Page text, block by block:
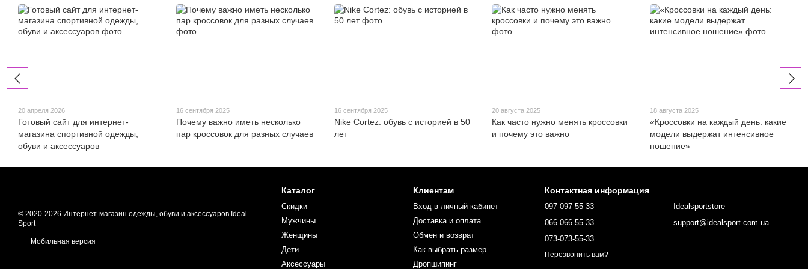
20 апреля 2026
Готовый сайт для интернет-
магазина спортивной одежды,
обуви и аксессуаров
16 сентября 2025
Почему важно иметь несколько
пар кроссовок для разных случаев
16 сентября 2025
Nike Cortez: обувь с историей в 50
лет
20 августа 2025
Как часто нужно менять кроссовки
и почему это важно
18 августа 2025
«Кроссовки на каждый день: какие
модели выдержат интенсивное
ношение»
© 2020-2026 Интернет-магазин одежды, обуви и аксессуаров Ideal
Sport
Мобильная версия
Каталог
Скидки
Мужчины
Женщины
Дети
Аксессуары
Клиентам
Вход в личный кабинет
Доставка и оплата
Обмен и возврат
Как выбрать размер
Дропшипинг
Контактная информация
097-097-55-33
066-066-55-33
073-073-55-33
Перезвонить вам?
Idealsportstore
support@idealsport.com.ua